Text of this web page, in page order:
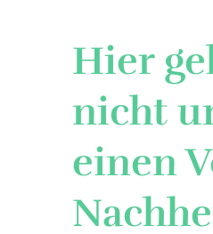
Hier
nicht
einen